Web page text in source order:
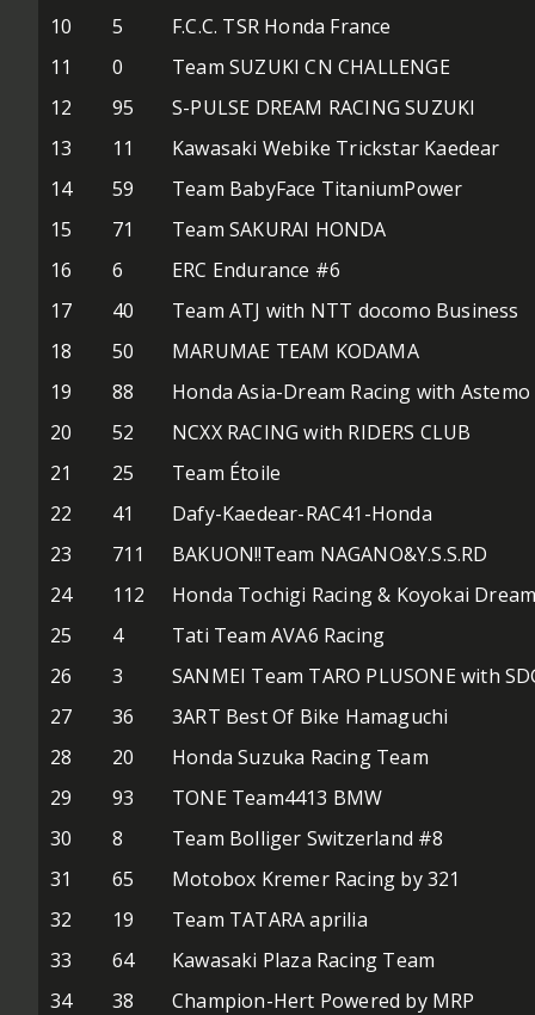
10
5
F.C.C. TSR Honda France
11
0
Team SUZUKI CN CHALLENGE
12
95
S-PULSE DREAM RACING SUZUKI
13
11
Kawasaki Webike Trickstar Kaedear
14
59
Team BabyFace TitaniumPower
15
71
Team SAKURAI HONDA
16
6
ERC Endurance #6
17
40
Team ATJ with NTT docomo Business
18
50
MARUMAE TEAM KODAMA
19
88
Honda Asia-Dream Racing with Astemo
20
52
NCXX RACING with RIDERS CLUB
21
25
Team Étoile
22
41
Dafy-Kaedear-RAC41-Honda
23
711
BAKUON!!Team NAGANO&Y.S.S.RD
24
112
Honda Tochigi Racing & Koyokai
25
4
Tati Team AVA6 Racing
26
3
SANMEI Team TARO PLUSONE with
27
36
3ART Best Of Bike Hamaguchi
28
20
Honda Suzuka Racing Team
29
93
TONE Team4413 BMW
30
8
Team Bolliger Switzerland #8
31
65
Motobox Kremer Racing by 321
32
19
Team TATARA aprilia
33
64
Kawasaki Plaza Racing Team
34
38
Champion-Hert Powered by MRP